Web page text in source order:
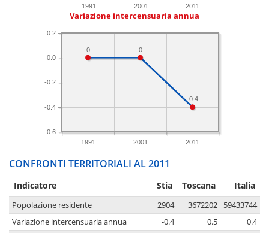
1991 2001 2011
Variazione intercensuaria annua
1991 2001 2011
-0.6
-0.4
-0.2
0.0
0.2
-0.4
0
0
CONFRONTI TERRITORIALI AL 2011
Indicatore Stia Toscana Italia
Popolazione residente 2904 3672202
59433744
Variazione intercensuaria annua
-0.4 0.5
0.4